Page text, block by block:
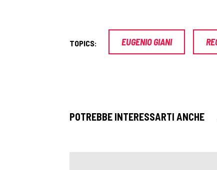
TOPICS: EUGENIO GIANI
POTREBBE INTERESSARTI ANCHE